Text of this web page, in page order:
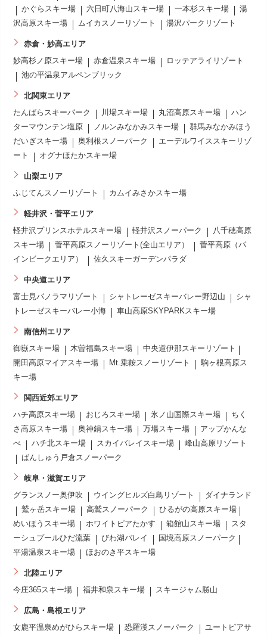
かぐらスキー場
六日町八海山スキー場 一本杉スキー場
湯
沢高原スキー場
ムイカスノーリゾート 湯沢パークリゾート
赤倉・妙高エリア
妙高杉ノ原スキー場 赤倉温泉スキー場
ロッテアライリゾート
池の平温泉アルペンブリック
北関東エリア
たんばらスキーパーク 川場スキー場 丸沼高原スキー場
ハン
ターマウンテン塩原
ノルンみなかみスキー場
群馬みなかみほう
だいぎスキー場
奥利根スノーパーク
エーデルワイススキーリゾ
ート
オグナほたかスキー場
山梨エリア
ふじてんスノーリゾート カムイみさかスキー場
軽井沢・菅平エリア
軽井沢プリンスホテルスキー場 軽井沢スノーパーク
八千穂高原
スキー場
菅平高原スノーリゾート(全山エリア）
菅平高原（パ
インビークエリア）
佐久スキーガーデンパラダ
中央道エリア
富士見パノラマリゾート シャトレーゼスキーバレー野辺山
シャ
トレーゼスキーバレー小海
車山高原SKYPARKスキー場
南信州エリア
御嶽スキー場 木曽福島スキー場
中央道伊那スキーリゾート
開田高原マイアスキー場
Mt.乗鞍スノーリゾート
駒ヶ根高原ス
キー場
関西近郊エリア
ハチ高原スキー場 おじろスキー場 氷ノ山国際スキー場
ちく
さ高原スキー場
奥神鍋スキー場 万場スキー場
アップかんな
べ
ハチ北スキー場 スカイバレイスキー場
峰山高原リゾート
ばんしゅう戸倉スノーパーク
岐阜・滋賀エリア
グランスノー奥伊吹 ウイングヒルズ白鳥リゾート
ダイナランド
鷲ヶ岳スキー場
高鷲スノーパーク
ひるがの高原スキー場
めいほうスキー場
ホワイトピアたかす 箱館山スキー場
スタ
ーシュプールひだ流葉
びわ湖バレイ
国境高原スノーパーク
平湯温泉スキー場
ほおのき平スキー場
北陸エリア
今庄365スキー場 福井和泉スキー場 スキージャム勝山
広島・島根エリア
女鹿平温泉めがひらスキー場 恐羅漢スノーパーク
ユートピアサ